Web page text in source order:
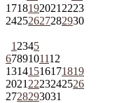
1718192021 2223
24252627282930
1 2345
6789101112
13141516171819
2021 2223242526
2728293031